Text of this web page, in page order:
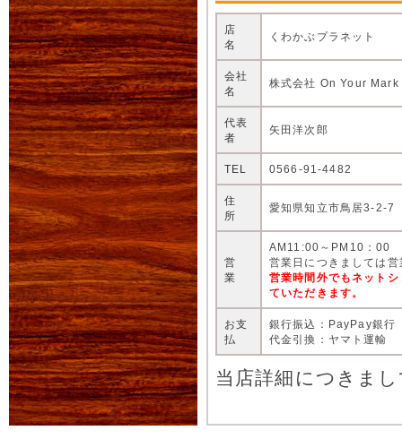
店
名
くわかぶプラネット
会社
名
株式会社 On Your Mark
代表
者
矢田洋次郎
TEL 0566-91-4482
住
所
愛知県知立市鳥居3-2-7
営
業
AM11:00～PM10：00
営業日につきましては
営業時間外でもネット
ていただきます。
お支
払
銀行振込：PayPay銀行
代金引換：ヤマト運輸
当店詳細につきま